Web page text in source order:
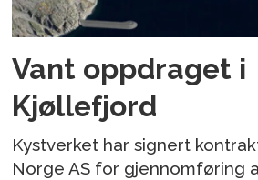
Vant oppdraget i
Kjøllefjord
Kystverket har signert
Norge AS for gjennomføring